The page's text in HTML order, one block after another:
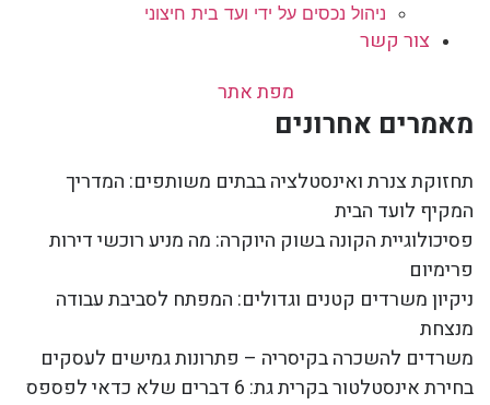
ניהול נכסים על ידי ועד בית חיצוני
צור קשר
מפת אתר
מאמרים אחרונים
תחזוקת צנרת ואינסטלציה בבתים משותפים: המדריך
המקיף לועד הבית
פסיכולוגיית הקונה בשוק היוקרה: מה מניע רוכשי דירות
פרימיום
ניקיון משרדים קטנים וגדולים: המפתח לסביבת עבודה
מנצחת
משרדים להשכרה בקיסריה – פתרונות גמישים לעסקים
בחירת אינסטלטור בקרית גת: 6 דברים שלא כדאי לפספס